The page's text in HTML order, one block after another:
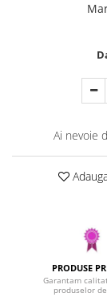
Ai nevoie
PRODUSE
Garantam
produselor